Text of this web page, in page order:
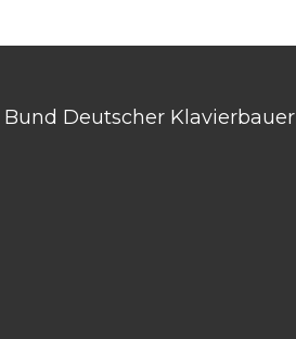
Deutscher Klavierbauer